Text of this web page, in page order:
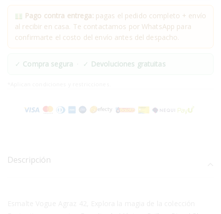
Pago contra entrega: pagas el pedido completo + envío
al recibir en casa. Te contactamos por WhatsApp para
confirmarte el costo del envío antes del despacho.
✓ Compra segura · ✓ Devoluciones gratuitas
Descripción